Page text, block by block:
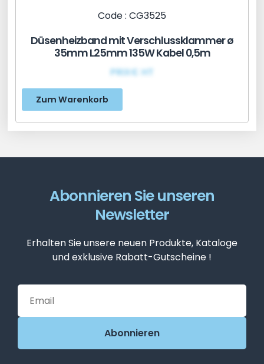
Code : CG3525
Düsenheizband mit Verschlussklammer ø
35mm L25mm 135W Kabel 0,5m
PRIX€ HT
Zum Warenkorb
Abonnieren Sie unseren
Newsletter
Erhalten Sie unsere neuen Produkte, Kataloge
und exklusive Rabatt-Gutscheine !